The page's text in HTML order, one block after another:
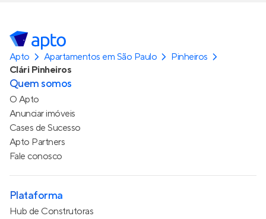
Apto Apartamentos em São Paulo
Pinheiros
Clári Pinheiros
Quem somos
O Apto
Anunciar imóveis
Cases de Sucesso
Apto Partners
Fale conosco
Plataforma
Hub de Construtoras